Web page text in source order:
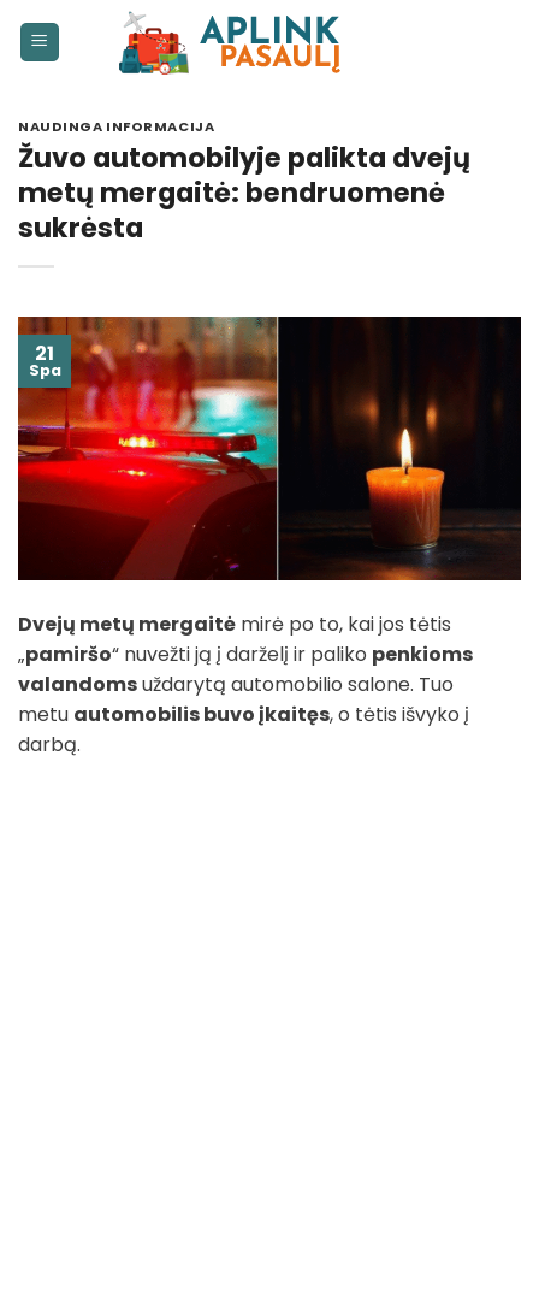
NAUDINGA INFORMACIJA
Žuvo automobilyje palikta dvejų
metų mergaitė: bendruomenė
sukrėsta
21
Spa
Dvejų metų mergaitė mirė po to, kai jos tėtis
„pamiršo“ nuvežti ją į darželį ir paliko penkioms
valandomsuždarytą automobilio salone. Tuo
metu automobilis buvo įkaitęs, o tėtis išvyko į
darbą.